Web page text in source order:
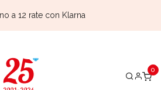
a 12 rate con Klarna